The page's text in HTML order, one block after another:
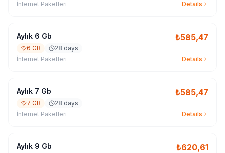
İnternet Paketleri
Details
Aylık 6 Gb ₺585,47
6 GB
28 days
İnternet Paketleri
Details
Aylık 7 Gb ₺585,47
7 GB
28 days
İnternet Paketleri
Details
Aylık 9 Gb ₺620,61